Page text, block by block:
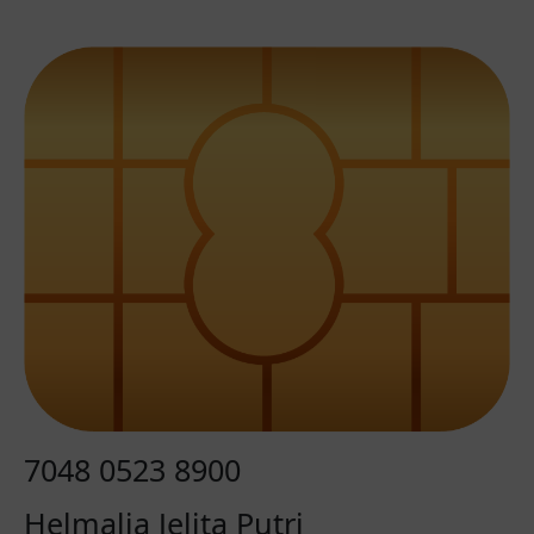
Masyallah mas & mbak ikut terharu kalian
akhirnya menikah ya🥹 Lancar sampai hari
H ya buat kalian berdua semoga
samawa...sambil ketik aja mas udah mau
mas anggap Herlan sprti adek mas
sendiri...Pokoknya kami sayang kalian❤️❤️❤️
Sepupu paling cantik nan baik hati
Semoga lancar sampai hari H dan sakinah
Adek yg paling baiq hati dan tidak sombong
7048 0523 8900
Helmalia Jelita Putri